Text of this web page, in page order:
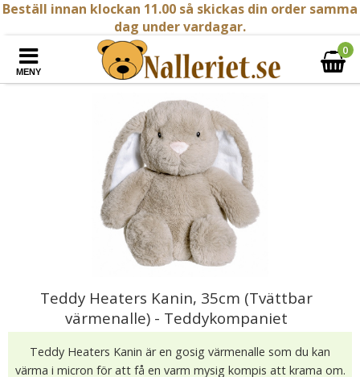
Beställ innan klockan 11.00 så skickas din order samma
dag under vardagar.
MENY
0
Teddy Heaters Kanin, 35cm (Tvättbar
värmenalle) - Teddykompaniet
Teddy Heaters Kanin är en gosig värmenalle som du kan
värma i micron för att få en varm mysig kompis att krama om.